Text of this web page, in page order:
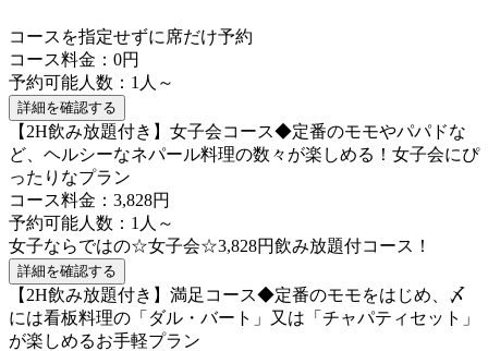
コースを指定せずに席だけ予約
コース料金：0円
予約可能人数：1人～
詳細を確認する
【2H飲み放題付き】女子会コース◆定番のモモやパパドな
ど、ヘルシーなネパール料理の数々が楽しめる！女子会にぴ
ったりなプラン
コース料金：3,828円
予約可能人数：1人～
女子ならではの☆女子会☆3,828円飲み放題付コース！
詳細を確認する
【2H飲み放題付き】満足コース◆定番のモモをはじめ、〆
には看板料理の「ダル・バート」又は「チャパティセット」
が楽しめるお手軽プラン